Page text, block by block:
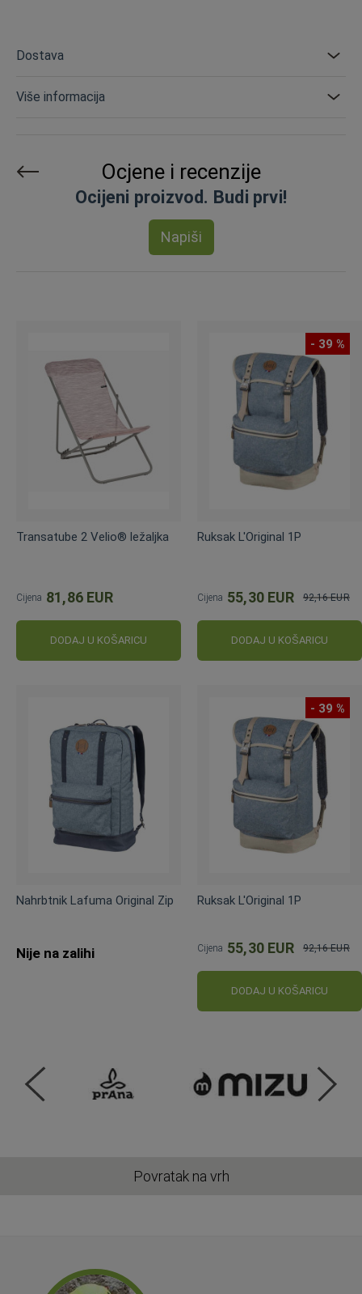
Dostava
Više informacija
Ocjene i recenzije
Ocijeni proizvod. Budi prvi!
Napiši
Transatube 2 Velio® ležaljka
Cijena 81,86 EUR
DODAJ U KOŠARICU
- 39 %
Ruksak L'Original 1P
Cijena 55,30 EUR
cijena
92,16 EUR
DODAJ U KOŠARICU
Nahrbtnik Lafuma Original Zip
Nije na zalihi
- 39 %
Ruksak L'Original 1P
Cijena 55,30 EUR
cijena
92,16 EUR
DODAJ U KOŠARICU
Povratak na vrh